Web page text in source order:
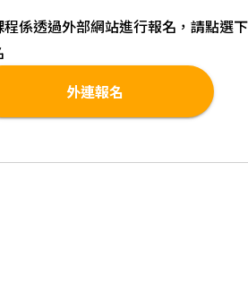
程係透過外部網站進行報名，請點選
外連報名